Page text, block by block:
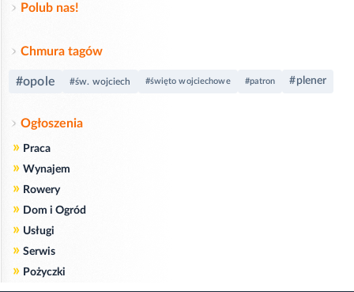
Polub nas!
Chmura tagów
#opole #św. wojciech #święto wojciechowe #patron #plener
Ogłoszenia
» Praca
» Wynajem
» Rowery
» Dom i Ogród
» Usługi
» Serwis
» Pożyczki